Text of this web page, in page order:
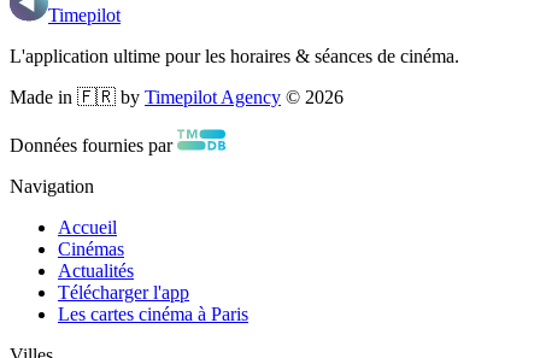
Timepilot
L'application ultime pour les horaires & séances de cinéma.
Made in 🇫🇷 by Timepilot Agency © 2026
Données fournies par
Navigation
Accueil
Cinémas
Actualités
Télécharger l'app
Les cartes cinéma à Paris